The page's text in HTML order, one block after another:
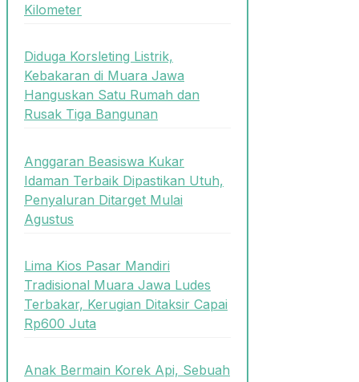
Kilometer
Diduga Korsleting Listrik,
Kebakaran di Muara Jawa
Hanguskan Satu Rumah dan
Rusak Tiga Bangunan
Anggaran Beasiswa Kukar
Idaman Terbaik Dipastikan Utuh,
Penyaluran Ditarget Mulai
Agustus
Lima Kios Pasar Mandiri
Tradisional Muara Jawa Ludes
Terbakar, Kerugian Ditaksir Capai
Rp600 Juta
Anak Bermain Korek Api, Sebuah